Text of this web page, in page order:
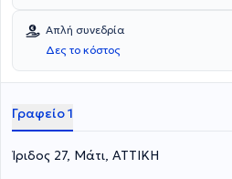
Απλή συνεδρία
Δες το κόστος
Γραφείο 1
Ίριδος 27, Μάτι, ΑΤΤΙΚΗ